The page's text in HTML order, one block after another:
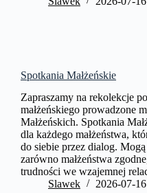
Spotkania Małżeńskie
Zapraszamy na rekolekcje
małżeńskiego prowadzone
Małżeńskich. Spotkania
dla każdego małżeństwa,
do siebie przez dialog.
zarówno małżeństwa
trudności we wzajemnej
Slawek
2026-07-16